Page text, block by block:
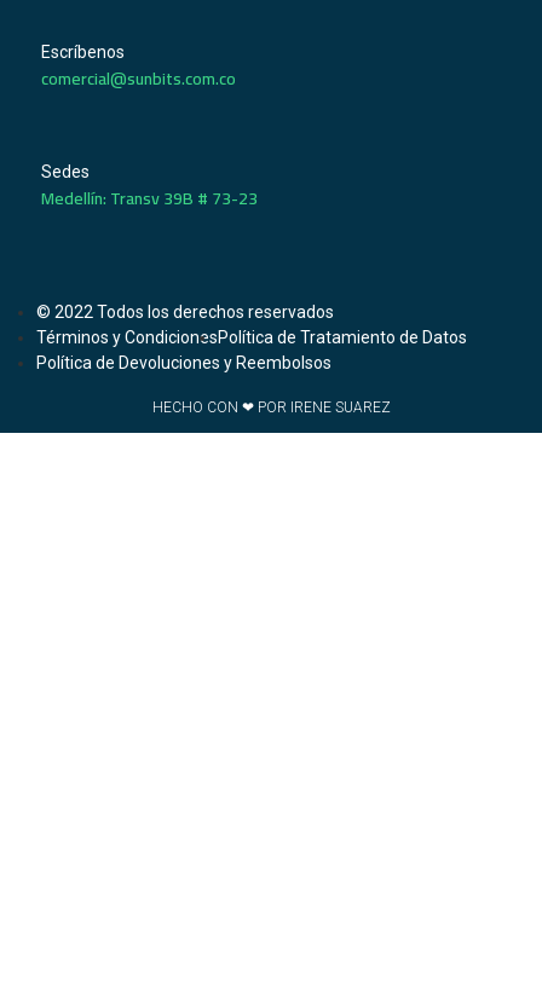
Escríbenos
comercial@sunbits.com.co
Sedes
Medellín: Transv 39B # 73-23
© 2022 Todos los derechos reservados
Términos y CondicionesPolítica de Tratamiento de Datos
Política de Devoluciones y Reembolsos
HECHO CON ❤ POR IRENE SUAREZ